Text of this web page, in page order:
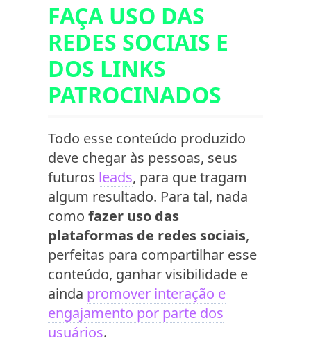
FAÇA USO DAS
REDES SOCIAIS E
DOS LINKS
PATROCINADOS
Todo esse conteúdo produzido
deve chegar às pessoas, seus
futuros leads, para que tragam
algum resultado. Para tal, nada
como fazer uso das
plataformas de redes sociais,
perfeitas para compartilhar esse
conteúdo, ganhar visibilidade e
ainda promover interação e
engajamento por parte dos
usuários.